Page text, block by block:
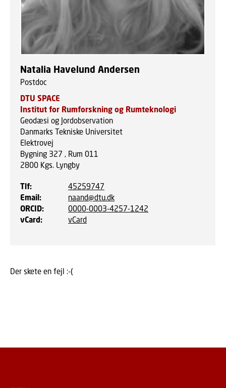
Natalia Havelund Andersen
Postdoc
DTU SPACE
Institut for Rumforskning og Rumteknologi
Geodæsi og Jordobservation
Danmarks Tekniske Universitet
Elektrovej
Bygning 327 , Rum 011
2800 Kgs. Lyngby
Tlf:
45259747
Email:
naand@dtu.dk
ORCID:
0000-0003-4257-1242
vCard: vCard
Der skete en fejl :-(